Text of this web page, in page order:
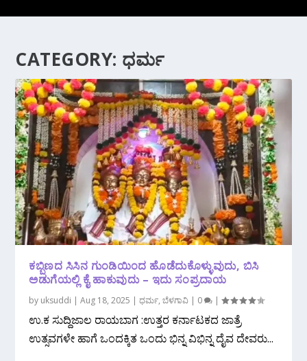
CATEGORY: ಧರ್ಮ
ಕಬ್ಬಿಣದ ಸಿಸಿನ ಗುಂಡಿಯಿಂದ ಹೊಡೆದುಕೊಳ್ಳುವುದು, ಬಿಸಿ
ಅಡುಗೆಯಲ್ಲಿ ಕೈ ಹಾಕುವುದು – ಇದು‌ ಸಂಪ್ರದಾಯ
by uksuddi |Aug 18, 2025 |ಧರ್ಮ,ಬೆಳಗಾವಿ | 0 |
ಉ.ಕ ಸುದ್ದಿಜಾಲ ರಾಯಬಾಗ :ಉತ್ತರ ಕರ್ನಾಟಕದ ಜಾತ್ರೆ
ಉತ್ಸವಗಳೇ ಹಾಗೆ ಒಂದಕ್ಕಿತ ಒಂದು ಭಿನ್ನ ವಿಭಿನ್ನ ದೈವ ದೇವರು...